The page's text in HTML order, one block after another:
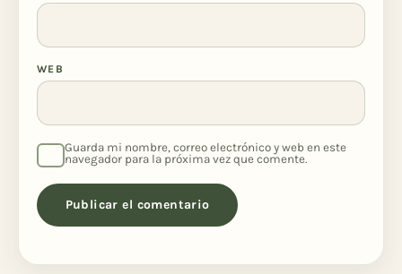
WEB
Guarda mi nombre, correo electrónico y web en este
navegador para la próxima vez que comente.